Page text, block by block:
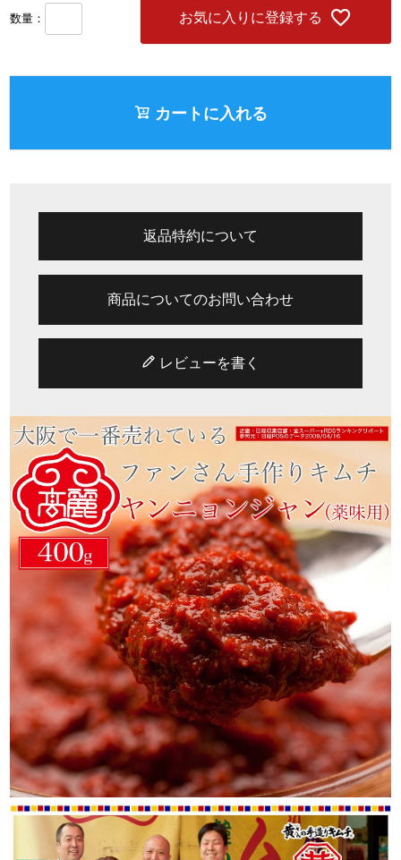
お気に入りに登録する
カートに入れる
返品特約について
商品についてのお問い合わせ
レビューを書く